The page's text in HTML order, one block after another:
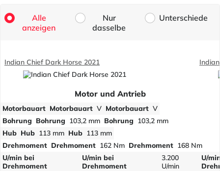
Alle
anzeigen
Nur
dasselbe
Unterschiede
Indian Chief Dark Horse 2021
Motor und Antrieb
Motorbauart Motorbauart V Motorbauart V
Bohrung Bohrung 103,2 mm Bohrung 103,2 mm
Hub Hub 113 mm Hub 113 mm
Drehmoment Drehmoment 162 Nm Drehmoment 168 Nm
U/min bei
Drehmoment
U/min bei
Drehmoment
3.200
U/min
U/